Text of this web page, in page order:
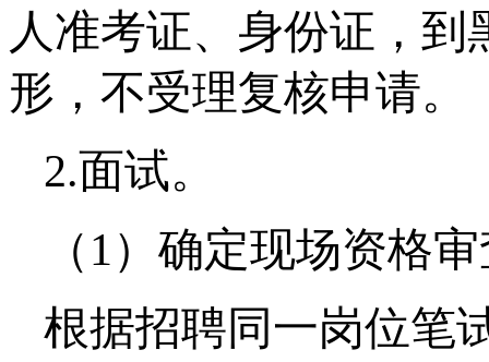
人准考证、身份证，
形，不受理复核申请。
2.面试。
（1）确定现场资格
根据招聘同一岗位笔